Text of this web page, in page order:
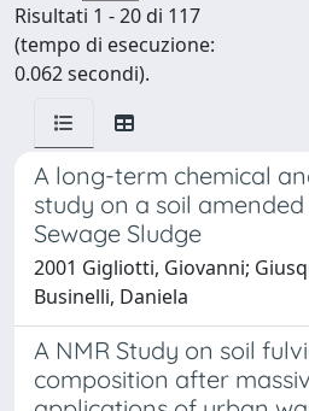
Risultati 1 - 20 di 117
(tempo di esecuzione:
0.062 secondi).
A long-term chemical
study on a soil
Sewage Sludge
2001 Gigliotti, Giovanni;
Businelli, Daniela
A NMR Study on soil
composition after